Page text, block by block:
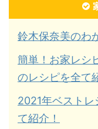
鈴木保奈美のわ
簡単！お家レシ
のレシピを全て
2021年ベスト
て紹介！